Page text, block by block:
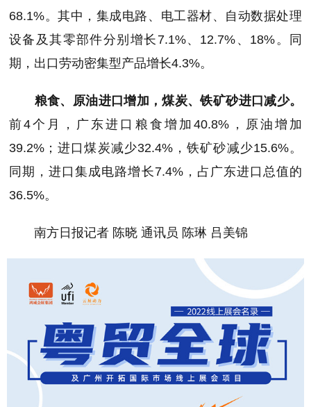
68.1%。其中，集成电路、电工器材、自动数据处理
设备及其零部件分别增长7.1%、12.7%、18%。同
期，出口劳动密集型产品增长4.3%。
粮食、原油进口增加，煤炭、铁矿砂进口减少。
前4个月，广东进口粮食增加40.8%，原油增加
39.2%；进口煤炭减少32.4%，铁矿砂减少15.6%。
同期，进口集成电路增长7.4%，占广东进口总值的
36.5%。
南方日报记者 陈晓 通讯员 陈琳 吕美锦